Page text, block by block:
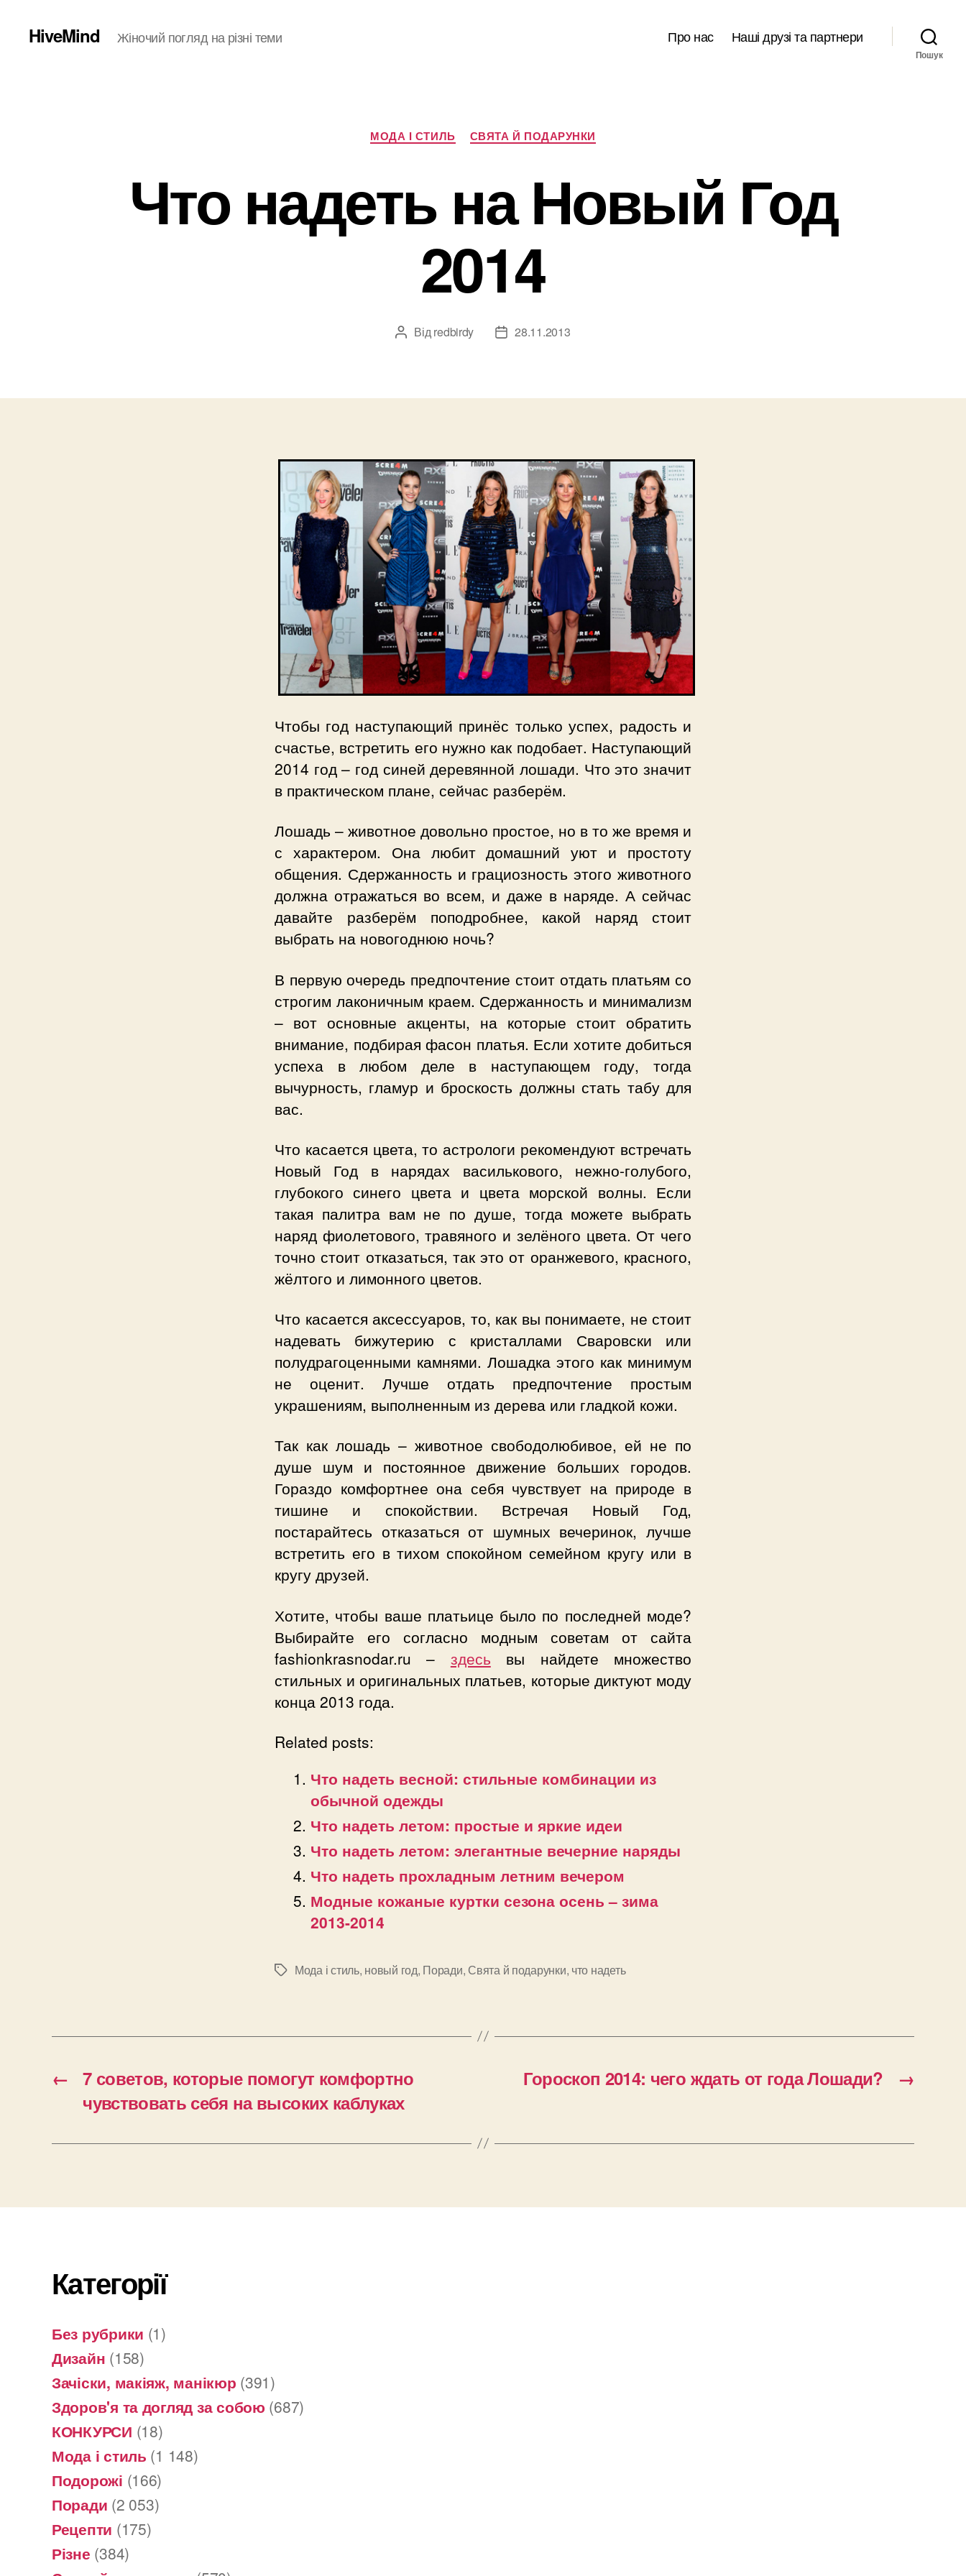
HiveMind Жіночий погляд на різні теми Про нас Наші друзі та партнери
Пошук
Категорії
МОДА І СТИЛЬ СВЯТА Й ПОДАРУНКИ
Что надеть на Новый Год
2014
Автор
Від redbirdy
Дата28.11.2013
Чтобы год наступающий принёс только успех, радость и
счастье, встретить его нужно как подобает. Наступающий
2014 год – год синей деревянной лошади. Что это значит
в практическом плане, сейчас разберём.
Лошадь – животное довольно простое, но в то же время и
с характером. Она любит домашний уют и простоту
общения. Сдержанность и грациозность этого животного
должна отражаться во всем, и даже в наряде. А сейчас
давайте разберём поподробнее, какой наряд стоит
выбрать на новогоднюю ночь?
В первую очередь предпочтение стоит отдать платьям со
строгим лаконичным краем. Сдержанность и минимализм
– вот основные акценты, на которые стоит обратить
внимание, подбирая фасон платья. Если хотите добиться
успеха в любом деле в наступающем году, тогда
вычурность, гламур и броскость должны стать табу для
вас.
Что касается цвета, то астрологи рекомендуют встречать
Новый Год в нарядах василькового, нежно-голубого,
глубокого синего цвета и цвета морской волны. Если
такая палитра вам не по душе, тогда можете выбрать
наряд фиолетового, травяного и зелёного цвета. От чего
точно стоит отказаться, так это от оранжевого, красного,
жёлтого и лимонного цветов.
Что касается аксессуаров, то, как вы понимаете, не стоит
надевать бижутерию с кристаллами Сваровски или
полудрагоценными камнями. Лошадка этого как минимум
не оценит. Лучше отдать предпочтение простым
украшениям, выполненным из дерева или гладкой кожи.
Так как лошадь – животное свободолюбивое, ей не по
душе шум и постоянное движение больших городов.
Гораздо комфортнее она себя чувствует на природе в
тишине и спокойствии. Встречая Новый Год,
постарайтесь отказаться от шумных вечеринок, лучше
встретить его в тихом спокойном семейном кругу или в
кругу друзей.
Хотите, чтобы ваше платьице было по последней моде?
Выбирайте его согласно модным советам от сайта
fashionkrasnodar.ru – здесь вы найдете множество
стильных и оригинальных платьев, которые диктуют моду
конца 2013 года.
Related posts:
Что надеть весной: стильные комбинации из
обычной одежды
Что надеть летом: простые и яркие идеи
Что надеть летом: элегантные вечерние наряды
Что надеть прохладным летним вечером
Модные кожаные куртки сезона осень – зима
2013-2014
Позначки
Мода і стиль, новый год, Поради, Свята й подарунки, что надеть
←
7 советов, которые помогут комфортно
чувствовать себя на высоких каблуках
→
Гороскоп 2014: чего ждать от года Лошади?
Категорії
Без рубрики (1)
Дизайн (158)
Зачіски, макіяж, манікюр (391)
Здоров'я та догляд за собою (687)
КОНКУРСИ (18)
Мода і стиль (1 148)
Подорожі (166)
Поради (2 053)
Рецепти (175)
Різне (384)